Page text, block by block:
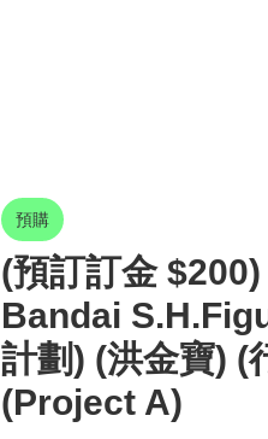
預購
(預訂訂金
Bandai
計劃) (洪金寶) (
(Project A)